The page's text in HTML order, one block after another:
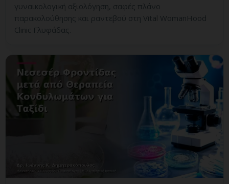
γυναικολογική αξιολόγηση, σαφές πλάνο
παρακολούθησης και ραντεβού στη Vital WomanHood
Clinic Γλυφάδας.